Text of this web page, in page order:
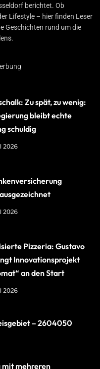
berichtet. Ob
Lifestyle – hier finden Leser
Geschichten rund um die
Zu spät, zu wenig:
bleibt echte
schuldig
2026
2026
Pizzeria: Gustavo
Innovationsprojekt
an den Start
2026
– 2604050
mit mehreren